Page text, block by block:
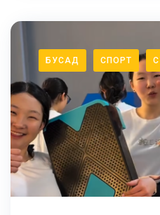
БУСАД СПОРТ